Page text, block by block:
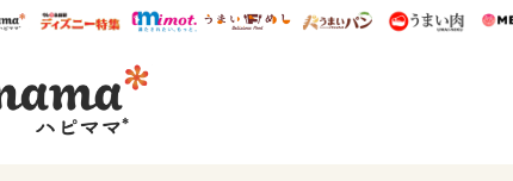
あ総研ハピママ* ウレぴあ総研 ディズニー特集
mimot. うまいめし うまいパン う